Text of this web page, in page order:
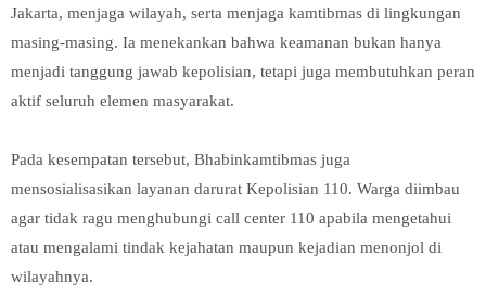
Jakarta, menjaga wilayah, serta menjaga kamtibmas di lingkungan
masing-masing. Ia menekankan bahwa keamanan bukan hanya
menjadi tanggung jawab kepolisian, tetapi juga membutuhkan peran
aktif seluruh elemen masyarakat.
Pada kesempatan tersebut, Bhabinkamtibmas juga
mensosialisasikan layanan darurat Kepolisian 110. Warga diimbau
agar tidak ragu menghubungi call center 110 apabila mengetahui
atau mengalami tindak kejahatan maupun kejadian menonjol di
wilayahnya.